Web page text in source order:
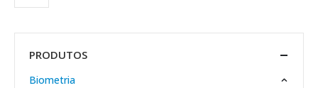
PRODUTOS
Biometria